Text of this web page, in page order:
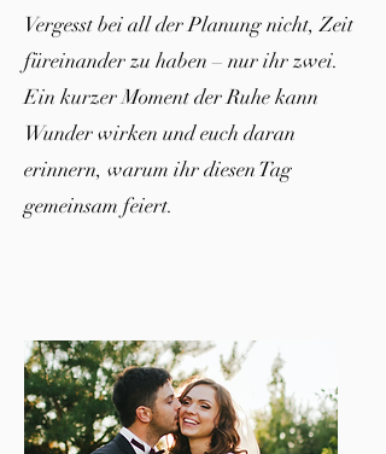
Vergesst bei all der Planung nicht, Zeit
füreinander zu haben – nur ihr zwei.
Ein kurzer Moment der Ruhe kann
Wunder wirken und euch daran
erinnern, warum ihr diesen Tag
gemeinsam feiert.